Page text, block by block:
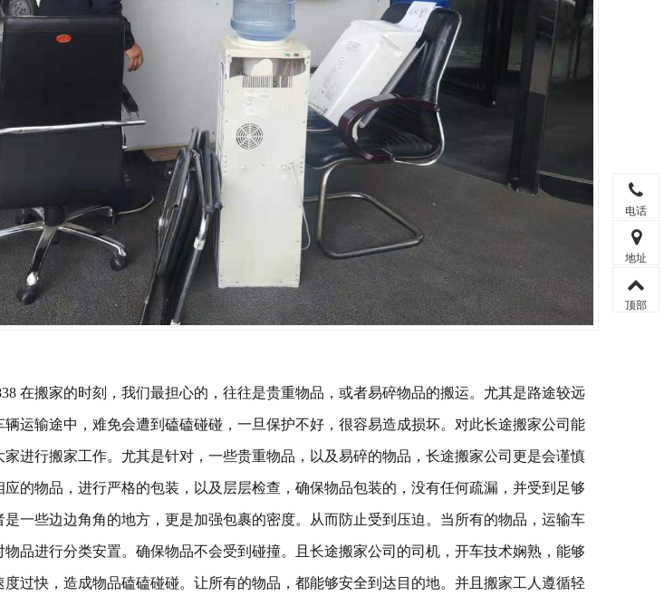
在搬家的时刻，我们最担心的，往往是贵重物品，或者易碎物品的搬运。尤其是路途较远
运输途中，难免会遭到磕磕碰碰，一旦保护不好，很容易造成损坏。对此长途搬家公司能
进行搬家工作。 尤其是针对，一些贵重物品，以及易碎的物品，长途搬家公司更是会谨慎
应的物品，进行严格的包装，以及层层检查，确保物品包装的，没有任何疏漏，并受到足够
一些边边角角的地方，更是加强包裹的密度。从而防止受到压迫。 当所有的物品，运输车
品进行分类安置。确保物品不会受到碰撞。且长途搬家公司的司机，开车技术娴熟，能够
过快，造成物品磕磕碰碰。让所有的物品，都能够安全到达目的地。并且搬家工人遵循轻
电话
地址
顶部